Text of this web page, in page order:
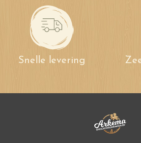
Snelle levering